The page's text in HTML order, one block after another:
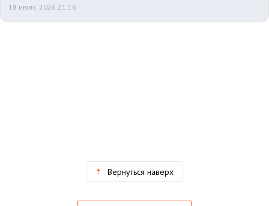
18 июля, 2026 21:16
Вернуться наверх